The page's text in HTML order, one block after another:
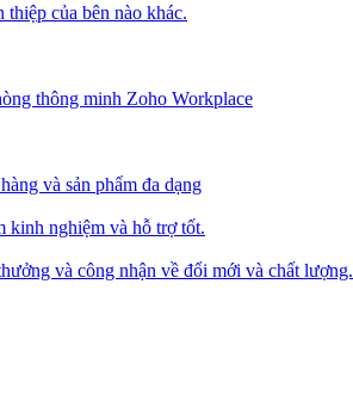
của bên nào khác.
thông minh Zoho Workplace
và sản phẩm đa dạng
kinh nghiệm và hỗ trợ tốt.
và công nhận về đổi mới và chất lượng.